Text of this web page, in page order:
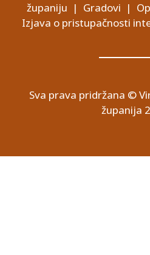
županiju | Gradovi |
Izjava o pristupačnosti
Sva prava pridržana ©
županija